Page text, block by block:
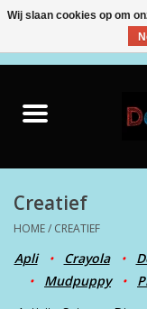
Speelgoed
Creatief
HOME/ CREATIEF
Apli • Crayola •
• Mudpuppy •
Wij slaan cookies op om